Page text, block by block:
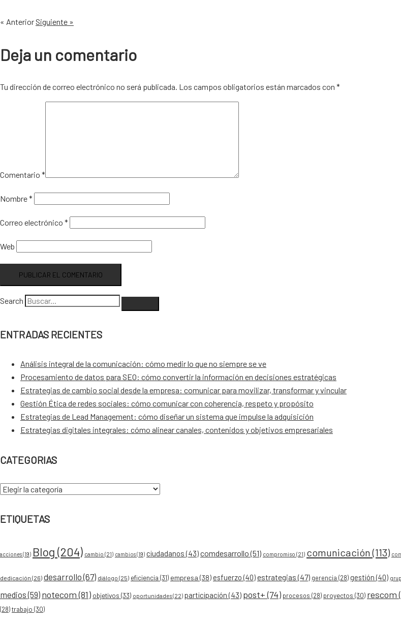
« Anterior Siguiente »
Deja un comentario
Tu dirección de correo electrónico no será publicada. Los campos obligatorios están marcados con *
Comentario *
Nombre*
Correo electrónico *
Web
Search
ENTRADAS RECIENTES
Análisis integral de la comunicación: cómo medir lo que no siempre se ve
Procesamiento de datos para SEO: cómo convertir la información en decisiones estratégicas
Estrategias de cambio social desde la empresa: comunicar para movilizar, transformar y vincular
Gestión Ética de redes sociales: cómo comunicar con coherencia, respeto y propósito
Estrategias de Lead Management: cómo diseñar un sistema que impulse la adquisición
Estrategias digitales integrales: cómo alinear canales, contenidos y objetivos empresariales
CATEGORIAS
CATEGORIAS
ETIQUETAS
acciones(19) Blog (204) cambio (21) cambios(19) ciudadanos (43)comdesarrollo(51) compromiso (21) comunicación(113)
dedicación (26) desarrollo(67) diálogo (25) eficiencia (31) empresa (38) esfuerzo (40)estrategias(47) gerencia (28) gestión (40)
medios(59) notecom(81) objetivos (33) oportunidades(22) participación (43) post+(74) procesos (28) proyectos (30) rescom
(28)trabajo (30)